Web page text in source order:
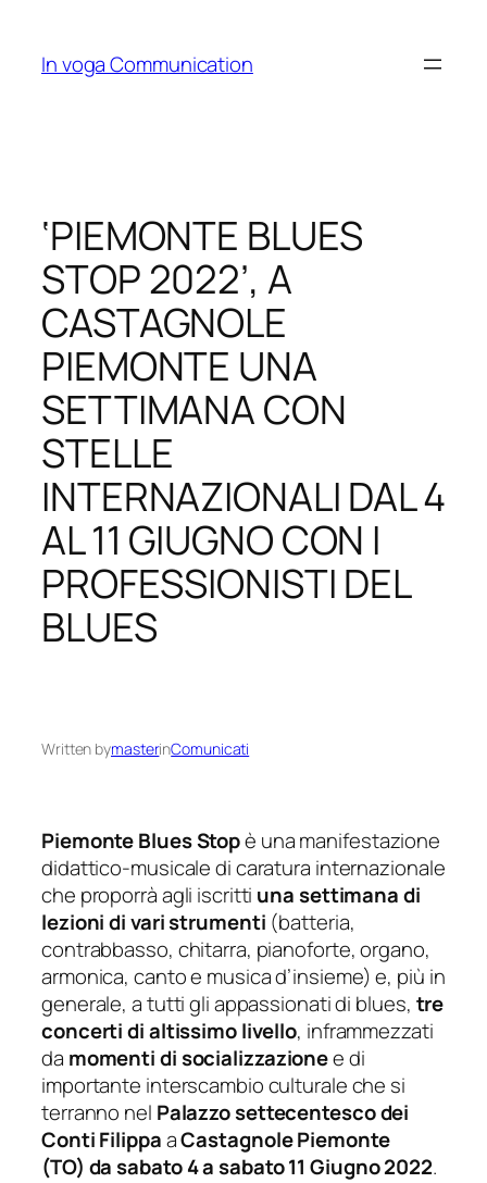
content
In voga Communication
‘PIEMONTE BLUES
STOP 2022’, A
CASTAGNOLE
PIEMONTE UNA
SETTIMANA CON
STELLE
INTERNAZIONALI DAL 4
AL 11 GIUGNO CON I
PROFESSIONISTI DEL
BLUES
Written bymasterinComunicati
Piemonte Blues Stopè una manifestazione
didattico-musicale di caratura internazionale
che proporrà agli iscritti una settimana di
lezioni di vari strumenti (batteria,
contrabbasso, chitarra, pianoforte, organo,
armonica, canto e musica d’insieme) e, più in
generale, a tutti gli appassionati di blues, tre
concerti di altissimo livello, inframmezzati
da momenti di socializzazionee di
importante interscambio culturale che si
terranno nel Palazzo settecentesco dei
Conti FilippaaCastagnole Piemonte
(TO) da sabato 4 a sabato 11 Giugno 2022.